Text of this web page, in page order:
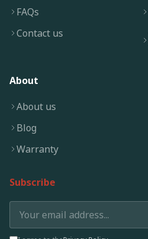
FAQs
Contact us
About
About us
Blog
Warranty
Subscribe